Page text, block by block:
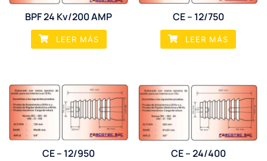
BPF 24 Kv/200 AMP
LEER MÁS
CE – 12/750
LEER MÁS
CE – 12/950 CE – 24/400